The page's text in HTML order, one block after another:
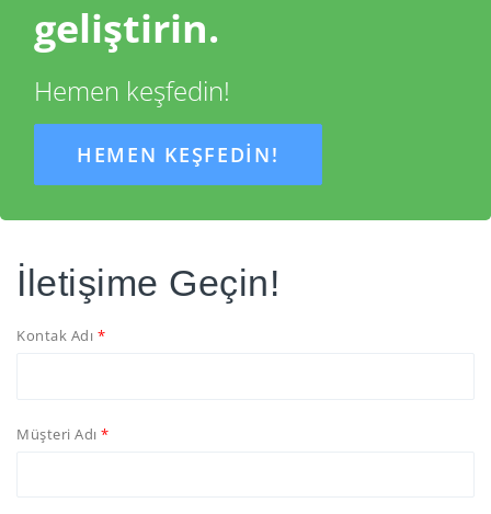
geliştirin.
Hemen keşfedin!
HEMEN KEŞFEDIN!
İletişime Geçin!
Kontak Adı
Müşteri Adı